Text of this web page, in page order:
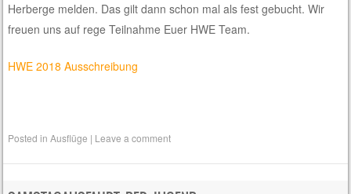
Herberge melden. Das gilt dann schon mal als fest gebucht. Wir
freuen uns auf rege Teilnahme Euer HWE Team.
HWE 2018 Ausschreibung
Posted inAusflüge | Leave a comment